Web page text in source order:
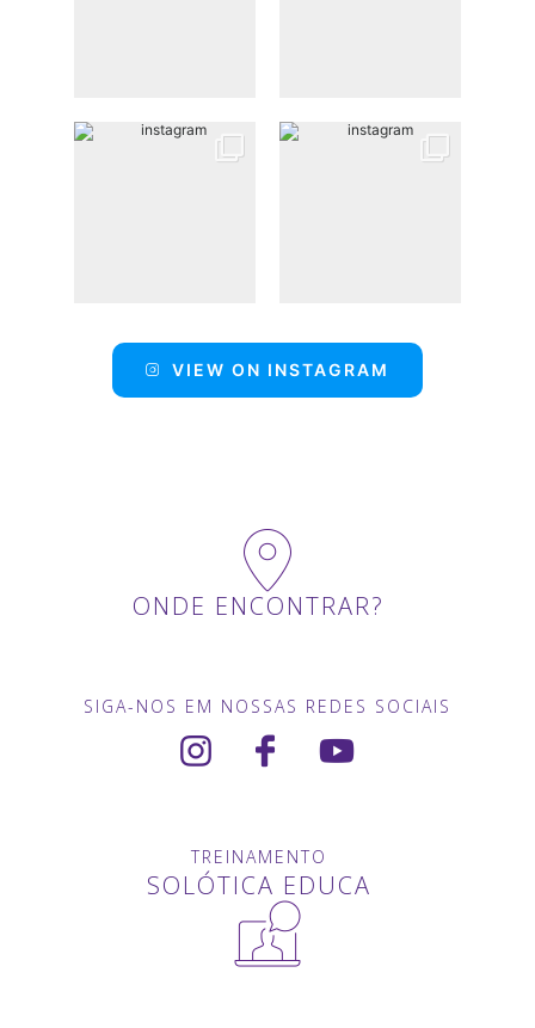
VIEW ON INSTAGRAM
ONDE ENCONTRAR?
SIGA-NOS EM NOSSAS REDES SOCIAIS
TREINAMENTO
SOLÓTICA EDUCA